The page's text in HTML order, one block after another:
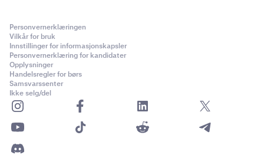
Personvernerklæringen
Vilkår for bruk
Innstillinger for informasjonskapsler
Personvernerklæring for kandidater
Opplysninger
Handelsregler for børs
Samsvarssenter
Ikke selg/del